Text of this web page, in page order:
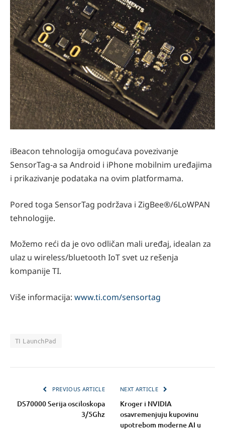
iBeacon tehnologija omogućava povezivanje
SensorTag-a sa Android i iPhone mobilnim uređajima
i prikazivanje podataka na ovim platformama.
Pored toga SensorTag podržava i ZigBee®/6LoWPAN
tehnologije.
Možemo reći da je ovo odličan mali uređaj, idealan za
ulaz u wireless/bluetooth IoT svet uz rešenja
kompanije TI.
Više informacija: www.ti.com/sensortag
TI LaunchPad
PREVIOUS ARTICLE
DS70000 Serija osciloskopa
3/5Ghz
NEXT ARTICLE
Kroger i NVIDIA
osavremenjuju kupovinu
upotrebom moderne AI u